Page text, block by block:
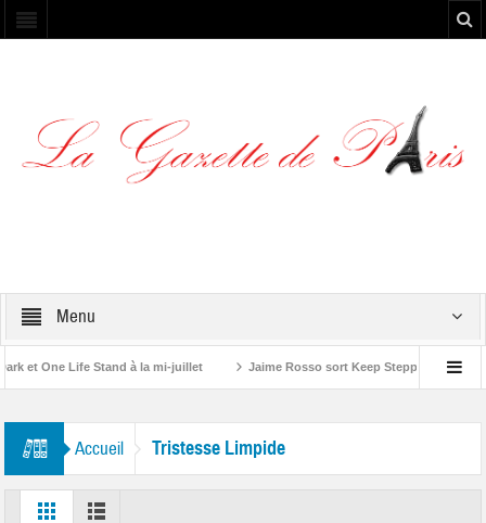
Menu
et One Life Stand à la mi-juillet Jaime Rosso sort Keep Stepping, son
Accueil Tristesse Limpide